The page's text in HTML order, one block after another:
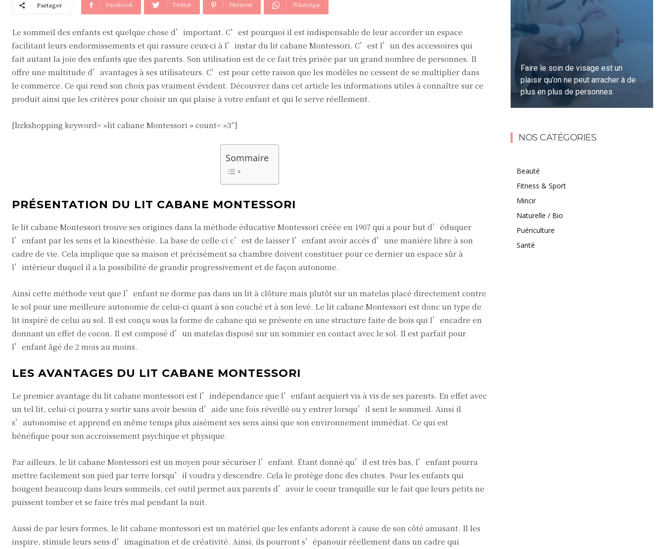
Partager Facebook Twitter Pinterest WhatsApp
Le sommeil des enfants est quelque chose d’important. C’est pourquoi il est indispensable de leur accorder un espace
facilitant leurs endormissements et qui rassure ceux-ci à l’instar du lit cabane Montessori. C’est l’un des accessoires qui
fait autant la joie des enfants que des parents. Son utilisation est de ce fait très prisée par un grand nombre de personnes. Il
offre une multitude d’avantages à ses utilisateurs. C’est pour cette raison que les modèles ne cessent de se multiplier dans
le commerce. Ce qui rend son choix pas vraiment évident. Découvrez dans cet article les informations utiles à connaître sur ce
produit ainsi que les critères pour choisir un qui plaise à votre enfant et qui le serve réellement.
[bzkshopping keyword= »lit cabane Montessori » count= »3″]
Sommaire
PRÉSENTATION DU LIT CABANE MONTESSORI
le lit cabane Montessori trouve ses origines dans la méthode éducative Montessori créée en 1907 qui a pour but d’éduquer
l’enfant par les sens et la kinesthésie. La base de celle-ci c’est de laisser l’enfant avoir accès d’une manière libre à son
cadre de vie. Cela implique que sa maison et précisément sa chambre doivent constituer pour ce dernier un espace sûr à
l’intérieur duquel il a la possibilité de grandir progressivement et de façon autonome.
Ainsi cette méthode veut que l’enfant ne dorme pas dans un lit à clôture mais plutôt sur un matelas placé directement contre
le sol pour une meilleure autonomie de celui-ci quant à son couché et à son levé. Le lit cabane Montessori est donc un type de
lit inspiré de celui au sol. Il est conçu sous la forme de cabane qui se présente en une structure faite de bois qui l’encadre en
donnant un effet de cocon. Il est composé d’un matelas disposé sur un sommier en contact avec le sol. Il est parfait pour
l’enfant âgé de 2 mois au moins.
LES AVANTAGES DU LIT CABANE MONTESSORI
Le premier avantage du lit cabane montessori est l’indépendance que l’enfant acquiert vis à vis de ses parents. En effet avec
un tel lit, celui-ci pourra y sortir sans avoir besoin d’aide une fois réveillé ou y entrer lorsqu’il sent le sommeil. Ainsi il
s’autonomise et apprend en même temps plus aisément ses sens ainsi que son environnement immédiat. Ce qui est
bénéfique pour son accroissement psychique et physique.
Par ailleurs, le lit cabane Montessori est un moyen pour sécuriser l’enfant. Étant donné qu’il est très bas, l’enfant pourra
mettre facilement son pied par terre lorsqu’il voudra y descendre. Cela le protège donc des chutes. Pour les enfants qui
bougent beaucoup dans leurs sommeils, cet outil permet aux parents d’avoir le coeur tranquille sur le fait que leurs petits ne
puissent tomber et se faire très mal pendant la nuit.
Aussi de par leurs formes, le lit cabane montessori est un matériel que les enfants adorent à cause de son côté amusant. Il les
inspire, stimule leurs sens d’imagination et de créativité. Ainsi, ils pourront s’épanouir réellement dans un cadre qui
Faire le soin de visage est un
plaisir qu’on ne peut arracher à de
plus en plus de personnes.
NOS CATÉGORIES
Beauté
Fitness & Sport
Mincir
Naturelle / Bio
Puériculture
Santé